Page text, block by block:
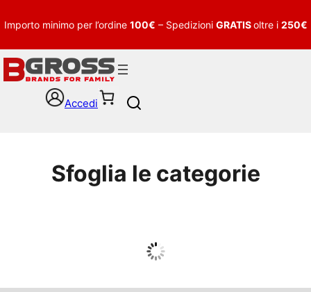
Importo minimo per l’ordine 100€ – Spedizioni GRATISoltre i 250€
Accedi
h
Sfoglia le categorie
Guarda tutto